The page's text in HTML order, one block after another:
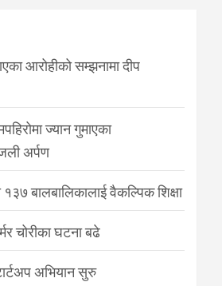
आरोहीको सम्झनामा दीप
ज्यान गुमाएका
अर्पण
बालबालिकालाई वैकल्पिक शिक्षा
चोरीका घटना बढे
अभियान सुरु